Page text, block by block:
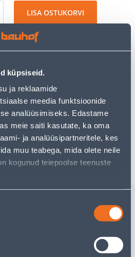
küpsiseid.
ja reklaamide
meedia funktsioonide
analüüsimiseks. Edastame
meie saiti kasutate, ka oma
ja analüüsipartneritele, kes
muu teabega, mida olete neile
kogunud teiepoolse teenuste
LISA OSTUKORVI
€ al. 2-5 tööpäeva
al. 2,29 € al. 2-5 tööpäeva
10 .66 €